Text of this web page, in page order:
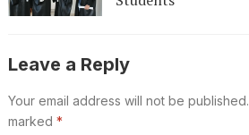
Leave a Reply
Your email address will not be published.
marked *